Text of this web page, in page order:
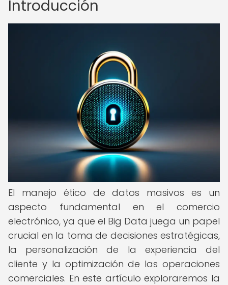
Introducción
El manejo ético de datos masivos es un
aspecto fundamental en el comercio
electrónico, ya que el Big Data juega un papel
crucial en la toma de decisiones estratégicas,
la personalización de la experiencia del
cliente y la optimización de las operaciones
comerciales. En este artículo exploraremos la